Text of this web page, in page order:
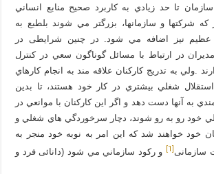
تا حد زيادي به كاربرد صحيح منابع انساني
شركت­ها و سازمان­ها، بزرگتر مي شوند بلطبع به
عظيم نيز اضافه مي شود. در چنین شرایطی در
در ارتباط با مسائل گوناگون سعي در كنترل
.ولي به تدريج كاركنان علاقه مند به انجام كارهاي
شغلي بيشتري در كار خود هستند، تا بدين
به آنها دست دهد و اگر اين كاركنان با موانعي در
خود رو به رو شوند، دچار سرخوردگي هاي شغلي و
خود خواهند شد كه اين امر به نوبه خود منجر به
سازمانی[1]
و ركود سازماني مي شود (دانائی فرد و